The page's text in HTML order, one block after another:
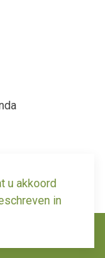
u akkoord
in